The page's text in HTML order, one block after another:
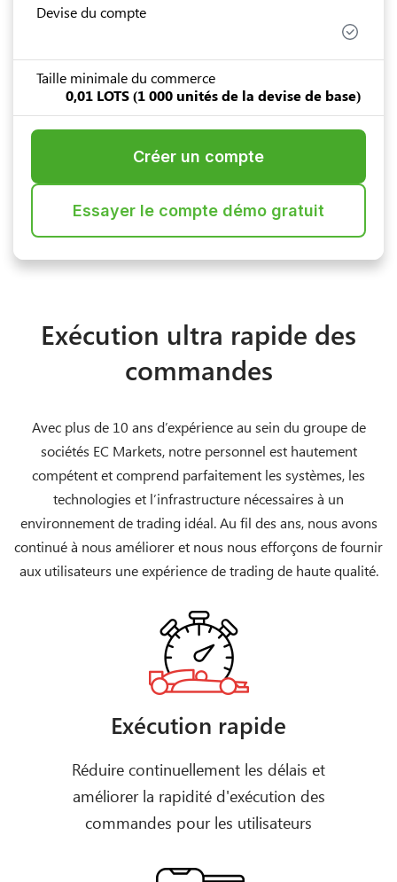
Devise du compte
Taille minimale du commerce
0,01 LOTS (1 000 unités de la devise de base)
Créer un compte
Essayer le compte démo gratuit
Exécution ultra rapide des
commandes
Avec plus de 10 ans d’expérience au sein du groupe de
sociétés EC Markets, notre personnel est hautement
compétent et comprend parfaitement les systèmes, les
technologies et l’infrastructure nécessaires à un
environnement de trading idéal. Au fil des ans, nous avons
continué à nous améliorer et nous nous efforçons de fournir
aux utilisateurs une expérience de trading de haute qualité.
Exécution rapide
Réduire continuellement les délais et
améliorer la rapidité d'exécution des
commandes pour les utilisateurs